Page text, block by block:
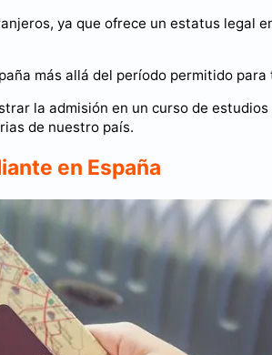
ya que ofrece un estatus legal
más allá del período permitido
la admisión en un curso de
de nuestro país.
en España